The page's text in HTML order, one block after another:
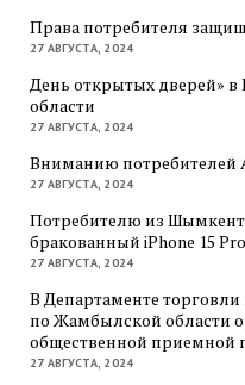
Права потребителя
27 АВГУСТА, 2024
День открытых дверей» в
области
27 АВГУСТА, 2024
Вниманию потребителей
27 АВГУСТА, 2024
Потребителю из
бракованный iPhone 15
27 АВГУСТА, 2024
В Департаменте
по Жамбылской области
общественной приемной
27 АВГУСТА, 2024